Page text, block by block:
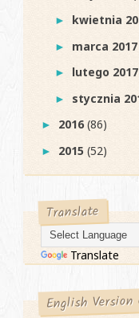
► kwietnia
► marca
► lutego
► stycznia
► 2016(86)
► 2015(52)
Translate
Translate
English